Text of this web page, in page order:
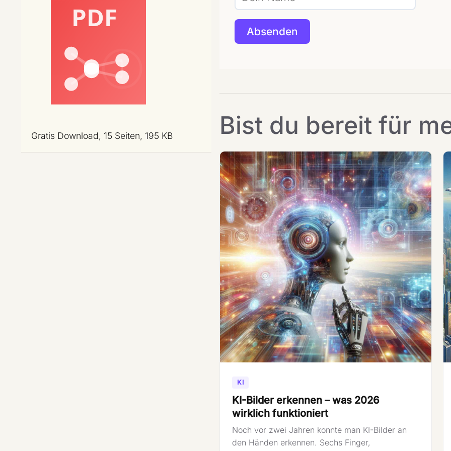
Bist du bereit für
KI
KI-Bilder erkennen – was 2026
wirklich funktioniert
Noch vor zwei Jahren konnte man KI-Bilder an
den Händen erkennen. Sechs Finger,
Gratis Download, 15 Seiten, 195 KB